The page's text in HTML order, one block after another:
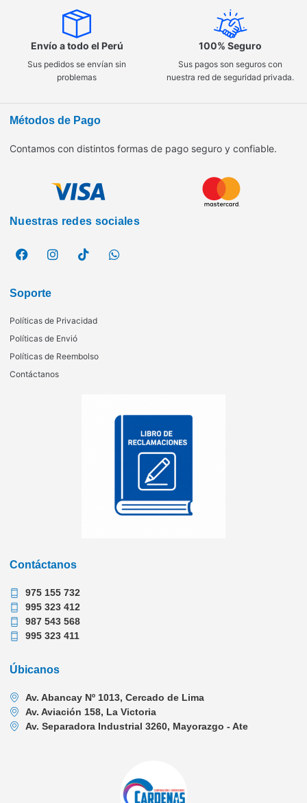
Envío a todo el Perú
Sus pedidos se envían sin
problemas
100% Seguro
Sus pagos son seguros con
nuestra red de seguridad privada.
Métodos de Pago
Contamos con distintos formas de pago seguro y confiable.
Nuestras redes sociales
Soporte
Políticas de Privacidad
Políticas de Envió
Políticas de Reembolso
Contáctanos
Contáctanos
975 155 732
995 323 412
987 543 568
995 323 411
Úbicanos
Av. Abancay Nº 1013, Cercado de Lima
Av. Aviación 158, La Victoria
Av. Separadora Industrial 3260, Mayorazgo - Ate